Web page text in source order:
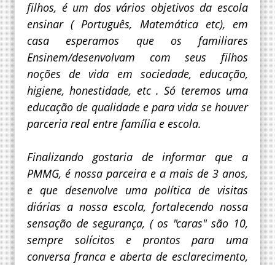
filhos, é um dos vários objetivos da escola
ensinar ( Português, Matemática etc), em
casa esperamos que os familiares
Ensinem/desenvolvam com seus filhos
noções de vida em sociedade, educação,
higiene, honestidade, etc . Só teremos uma
educação de qualidade e para vida se houver
parceria real entre família e escola.
Finalizando gostaria de informar que a
PMMG, é nossa parceira e a mais de 3 anos,
e que desenvolve uma política de visitas
diárias a nossa escola, fortalecendo nossa
sensação de segurança, ( os "caras" são 10,
sempre solícitos e prontos para uma
conversa franca e aberta de esclarecimento,